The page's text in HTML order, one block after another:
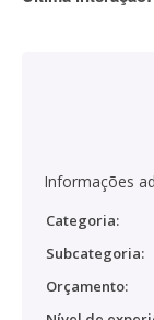
Informações
Categoria:
Subcategoria:
Orçamento: